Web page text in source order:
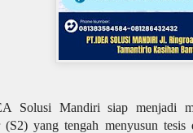
Solusi Mandiri siap menjadi
(S2) yang tengah menyusun